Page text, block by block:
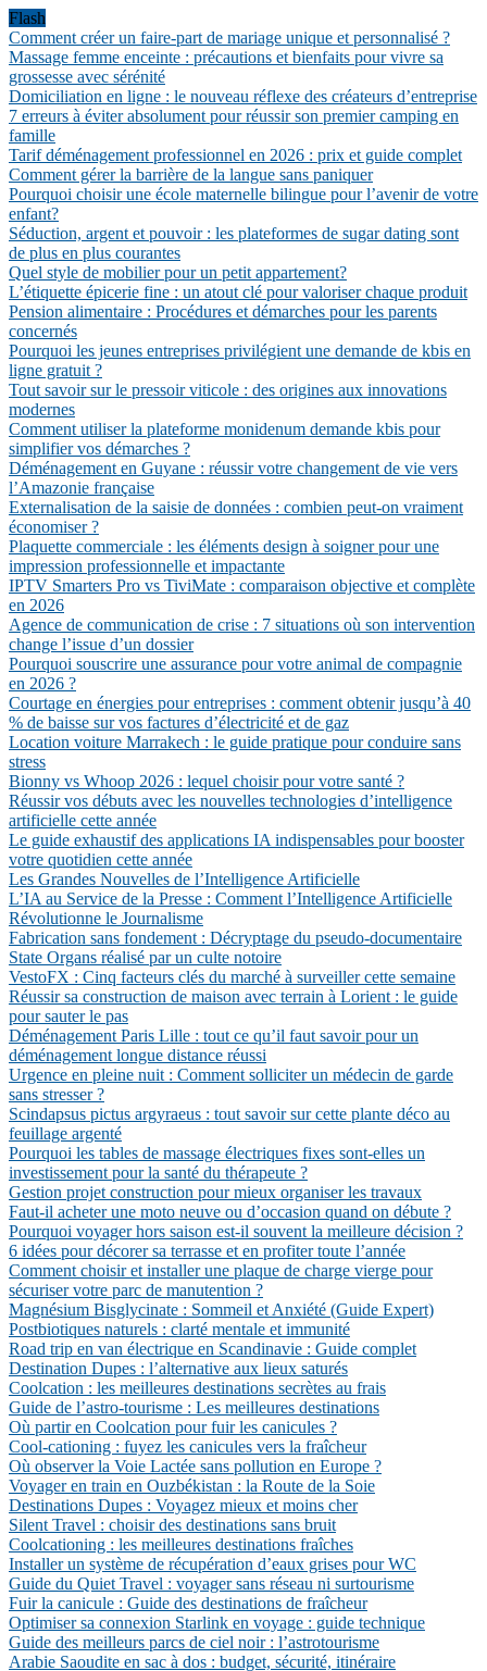
Flash
Comment créer un faire-part de mariage unique et personnalisé ?
Massage femme enceinte : précautions et bienfaits pour vivre sa
grossesse avec sérénité
Domiciliation en ligne : le nouveau réflexe des créateurs d’entreprise
7 erreurs à éviter absolument pour réussir son premier camping en
famille
Tarif déménagement professionnel en 2026 : prix et guide complet
Comment gérer la barrière de la langue sans paniquer
Pourquoi choisir une école maternelle bilingue pour l’avenir de votre
enfant?
Séduction, argent et pouvoir : les plateformes de sugar dating sont
de plus en plus courantes
Quel style de mobilier pour un petit appartement?
L’étiquette épicerie fine : un atout clé pour valoriser chaque produit
Pension alimentaire : Procédures et démarches pour les parents
concernés
Pourquoi les jeunes entreprises privilégient une demande de kbis en
ligne gratuit ?
Tout savoir sur le pressoir viticole : des origines aux innovations
modernes
Comment utiliser la plateforme monidenum demande kbis pour
simplifier vos démarches ?
Déménagement en Guyane : réussir votre changement de vie vers
l’Amazonie française
Externalisation de la saisie de données : combien peut-on vraiment
économiser ?
Plaquette commerciale : les éléments design à soigner pour une
impression professionnelle et impactante
IPTV Smarters Pro vs TiviMate : comparaison objective et complète
en 2026
Agence de communication de crise : 7 situations où son intervention
change l’issue d’un dossier
Pourquoi souscrire une assurance pour votre animal de compagnie
en 2026 ?
Courtage en énergies pour entreprises : comment obtenir jusqu’à 40
% de baisse sur vos factures d’électricité et de gaz
Location voiture Marrakech : le guide pratique pour conduire sans
stress
Bionny vs Whoop 2026 : lequel choisir pour votre santé ?
Réussir vos débuts avec les nouvelles technologies d’intelligence
artificielle cette année
Le guide exhaustif des applications IA indispensables pour booster
votre quotidien cette année
Les Grandes Nouvelles de l’Intelligence Artificielle
L’IA au Service de la Presse : Comment l’Intelligence Artificielle
Révolutionne le Journalisme
Fabrication sans fondement : Décryptage du pseudo-documentaire
State Organs réalisé par un culte notoire
VestoFX : Cinq facteurs clés du marché à surveiller cette semaine
Réussir sa construction de maison avec terrain à Lorient : le guide
pour sauter le pas
Déménagement Paris Lille : tout ce qu’il faut savoir pour un
déménagement longue distance réussi
Urgence en pleine nuit : Comment solliciter un médecin de garde
sans stresser ?
Scindapsus pictus argyraeus : tout savoir sur cette plante déco au
feuillage argenté
Pourquoi les tables de massage électriques fixes sont-elles un
investissement pour la santé du thérapeute ?
Gestion projet construction pour mieux organiser les travaux
Faut-il acheter une moto neuve ou d’occasion quand on débute ?
Pourquoi voyager hors saison est-il souvent la meilleure décision ?
6 idées pour décorer sa terrasse et en profiter toute l’année
Comment choisir et installer une plaque de charge vierge pour
sécuriser votre parc de manutention ?
Magnésium Bisglycinate : Sommeil et Anxiété (Guide Expert)
Postbiotiques naturels : clarté mentale et immunité
Road trip en van électrique en Scandinavie : Guide complet
Destination Dupes : l’alternative aux lieux saturés
Coolcation : les meilleures destinations secrètes au frais
Guide de l’astro-tourisme : Les meilleures destinations
Où partir en Coolcation pour fuir les canicules ?
Cool-cationing : fuyez les canicules vers la fraîcheur
Où observer la Voie Lactée sans pollution en Europe ?
Voyager en train en Ouzbékistan : la Route de la Soie
Destinations Dupes : Voyagez mieux et moins cher
Silent Travel : choisir des destinations sans bruit
Coolcationing : les meilleures destinations fraîches
Installer un système de récupération d’eaux grises pour WC
Guide du Quiet Travel : voyager sans réseau ni surtourisme
Fuir la canicule : Guide des destinations de fraîcheur
Optimiser sa connexion Starlink en voyage : guide technique
Guide des meilleurs parcs de ciel noir : l’astrotourisme
Arabie Saoudite en sac à dos : budget, sécurité, itinéraire